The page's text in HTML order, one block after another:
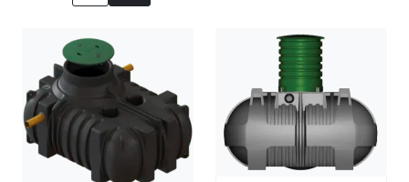
Be om tilbud